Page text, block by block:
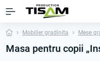
Mobilier gradinita Mese
Masa pentru copii